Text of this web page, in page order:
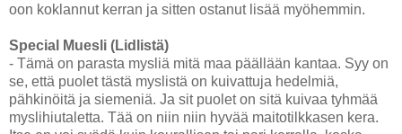
oon koklannut kerran ja sitten ostanut lisää myöhemmin.
Special Muesli (Lidlistä)
- Tämä on parasta mysliä mitä maa päällään kantaa. Syy on
se, että puolet tästä myslistä on kuivattuja hedelmiä,
pähkinöitä ja siemeniä. Ja sit puolet on sitä kuivaa tyhmää
myslihiutaletta. Tää on niin niin hyvää maitotilkkasen kera.